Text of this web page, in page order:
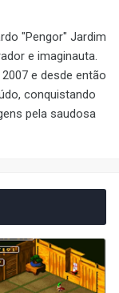
"Pengor" Jardim
e imaginauta.
e desde então
conquistando
pela saudosa